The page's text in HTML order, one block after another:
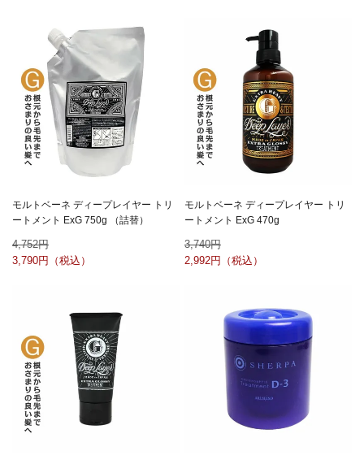
モルトベーネ ディープレイヤー トリ
ートメント ExG 750g （詰替）
4,752
3,790
モルトベーネ ディープレイヤー トリ
ートメント ExG 470g
3,740
2,992